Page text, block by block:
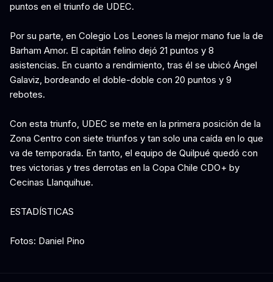
puntos en el triunfo de UDEC.
Por su parte, en Colegio Los Leones la mejor mano fue la de
Barham Amor. El capitán felino dejó 21 puntos y 8
asistencias. En cuanto a rendimiento, tras él se ubicó Ángel
Galaviz, bordeando el doble-doble con 20 puntos y 9
rebotes.
Con esta triunfo, UDEC se mete en la primera posición de la
Zona Centro con siete triunfos y tan solo una caída en lo que
va de temporada. En tanto, el equipo de Quilpué quedó con
tres victorias y tres derrotas en la Copa Chile CDO+ by
Cecinas Llanquihue.
ESTADÍSTICAS
Fotos: Daniel Pino